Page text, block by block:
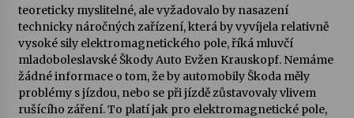
teoreticky myslitelné, ale vyžadovalo by nasazení
technicky náročných zařízení, která by vyvíjela relativně
vysoké sily elektromagnetického pole, říká mluvčí
mladoboleslavské Škody Auto Evžen Krauskopf. Nemáme
žádné informace o tom, že by automobily Škoda měly
problémy s jízdou, nebo se při jízdě zůstavovaly vlivem
rušícího záření. To platí jak pro elektromagnetické pole,